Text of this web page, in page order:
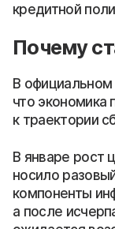
кредитной
Почему
В
что экономика
к траектории
В январе рост
носило
компоненты
а после